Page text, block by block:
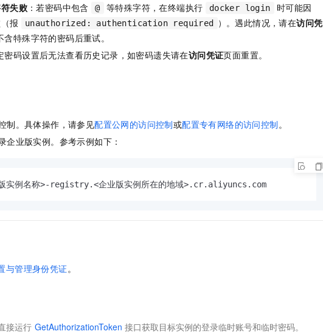
失败 ：若密码中包含 @ 等特殊字符，在终端执行 docker login
时可能因
报
unauthorized: authentication required ）。遇此情况，请在访问凭
特殊字符的密码后重试。
密码设置后无法查看历史记录，如密码遗失请在访问凭证页面重置。
制。具体操作，请参见配置公网的访问控制或配置专有网络的访问控制 。
企业版实例。参考示例如下：
实例名称>-registry.<企业版实例所在的地域>.cr.aliyuncs.com
与管理身份凭证。
接运行 GetAuthorizationToken 接口获取目标实例的登录临时账号和临时密码。